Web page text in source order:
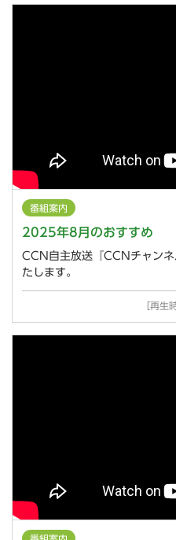
番組案内
2025年8月のおすすめ
CCN自主放送『CCNチャン
たします。
［再